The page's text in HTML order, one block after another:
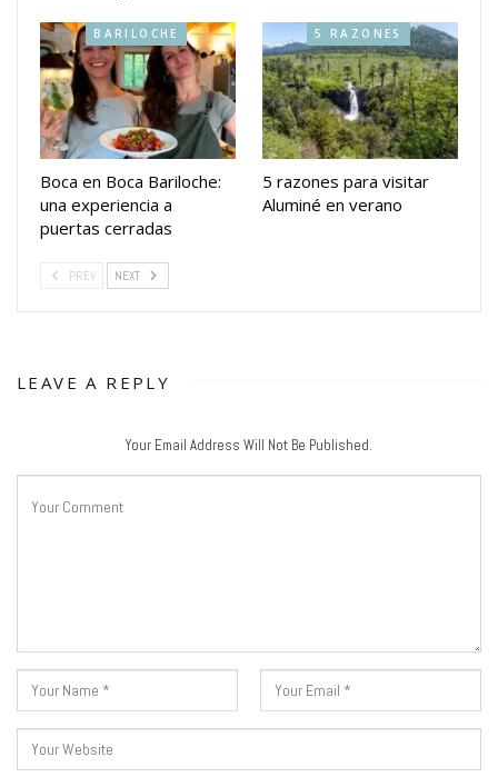
BARILOCHE
Boca en Boca Bariloche:
una experiencia a
puertas cerradas
5 RAZONES
5 razones para visitar
Aluminé en verano
PREV NEXT
LEAVE A REPLY
Your Email Address Will Not Be Published.